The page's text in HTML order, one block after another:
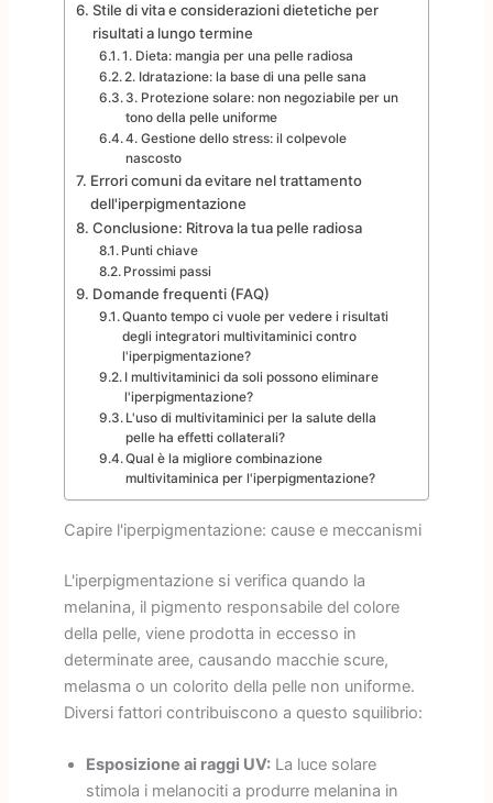
Stile di vita e considerazioni dietetiche per
risultati a lungo termine
1. Dieta: mangia per una pelle radiosa
2. Idratazione: la base di una pelle sana
3. Protezione solare: non negoziabile per un
tono della pelle uniforme
4. Gestione dello stress: il colpevole
nascosto
Errori comuni da evitare nel trattamento
dell'iperpigmentazione
Conclusione: Ritrova la tua pelle radiosa
Punti chiave
Prossimi passi
Domande frequenti (FAQ)
Quanto tempo ci vuole per vedere i risultati
degli integratori multivitaminici contro
l'iperpigmentazione?
I multivitaminici da soli possono eliminare
l'iperpigmentazione?
L'uso di multivitaminici per la salute della
pelle ha effetti collaterali?
Qual è la migliore combinazione
multivitaminica per l'iperpigmentazione?
Capire l'iperpigmentazione: cause e meccanismi
L'iperpigmentazione si verifica quando la
melanina, il pigmento responsabile del colore
della pelle, viene prodotta in eccesso in
determinate aree, causando macchie scure,
melasma o un colorito della pelle non uniforme.
Diversi fattori contribuiscono a questo squilibrio:
Esposizione ai raggi UV:La luce solare
stimola i melanociti a produrre melanina in